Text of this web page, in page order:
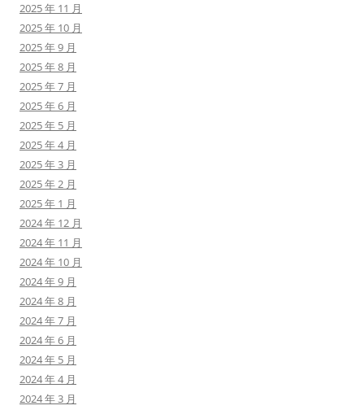
2025 年 11 月
2025 年 10 月
2025 年 9 月
2025 年 8 月
2025 年 7 月
2025 年 6 月
2025 年 5 月
2025 年 4 月
2025 年 3 月
2025 年 2 月
2025 年 1 月
2024 年 12 月
2024 年 11 月
2024 年 10 月
2024 年 9 月
2024 年 8 月
2024 年 7 月
2024 年 6 月
2024 年 5 月
2024 年 4 月
2024 年 3 月